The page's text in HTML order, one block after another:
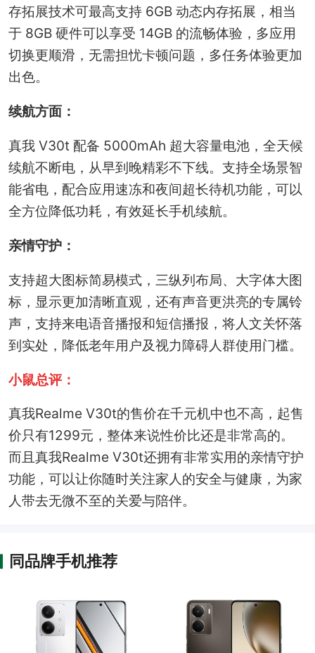
存拓展技术可最高支持 6GB 动态内存拓展，相当
于 8GB 硬件可以享受 14GB 的流畅体验，多应用
切换更顺滑，无需担忧卡顿问题，多任务体验更加
出色。
续航方面：
真我 V30t 配备 5000mAh 超大容量电池，全天候
续航不断电，从早到晚精彩不下线。支持全场景智
能省电，配合应用速冻和夜间超长待机功能，可以
全方位降低功耗，有效延长手机续航。
亲情守护：
支持超大图标简易模式，三纵列布局、大字体大图
标，显示更加清晰直观，还有声音更洪亮的专属铃
声，支持来电语音播报和短信播报，将人文关怀落
到实处，降低老年用户及视力障碍人群使用门槛。
小鼠总评：
真我Realme V30t的售价在千元机中也不高，起售
价只有1299元，整体来说性价比还是非常高的。
而且真我Realme V30t还拥有非常实用的亲情守护
功能，可以让你随时关注家人的安全与健康，为家
人带去无微不至的关爱与陪伴。
同品牌手机推荐